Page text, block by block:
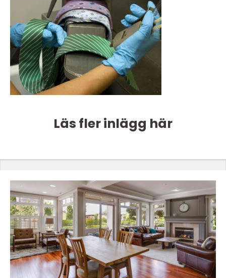
Läs fler inlägg här